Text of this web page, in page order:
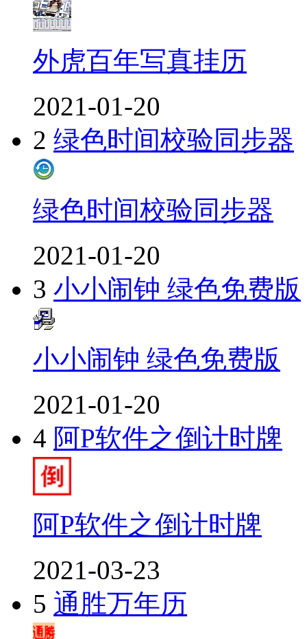
外虎百年写真挂历
2021-01-20
2 绿色时间校验同步器
绿色时间校验同步器
2021-01-20
3 小小闹钟 绿色免费版
小小闹钟 绿色免费版
2021-01-20
4 阿P软件之倒计时牌
阿P软件之倒计时牌
2021-03-23
5 通胜万年历